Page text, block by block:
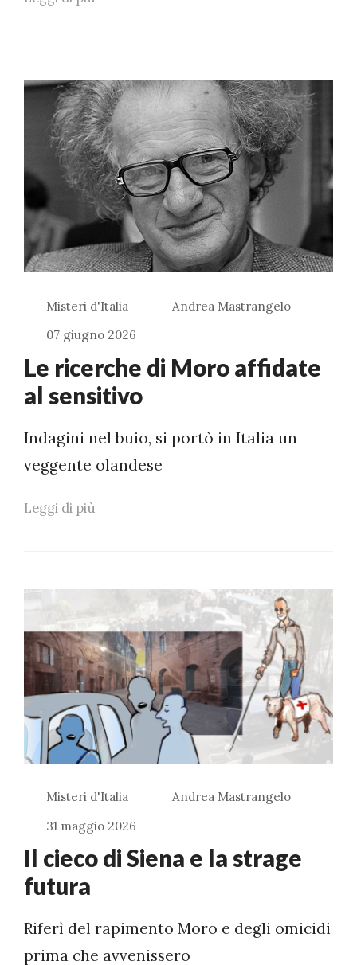
Misteri d'Italia
Andrea Mastrangelo
07 giugno 2026
Le ricerche di Moro affidate
al sensitivo
Indagini nel buio, si portò in Italia un
veggente olandese
Leggi di più
Misteri d'Italia
Andrea Mastrangelo
31 maggio 2026
Il cieco di Siena e la strage
futura
Riferì del rapimento Moro e degli omicidi
prima che avvenissero